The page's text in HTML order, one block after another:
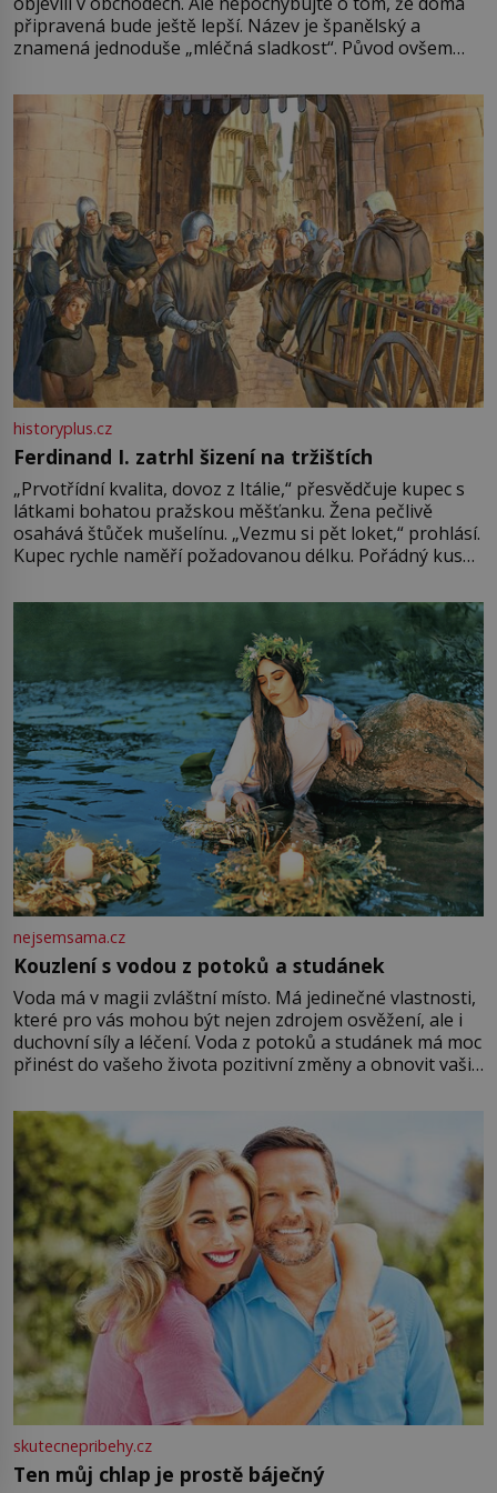
připravená bude ještě lepší. Název je španělský a
znamená jednoduše „mléčná sladkost“. Původ ovšem
pře hned několik latinskoamerických zemí a k tomu
Francie, kde se traduje,
historyplus.cz
Ferdinand I. zatrhl šizení na tržištích
„Prvotřídní kvalita, dovoz z Itálie,“ přesvědčuje kupec s
látkami bohatou pražskou měšťanku. Žena pečlivě
osahává štůček mušelínu. „Vezmu si pět loket,“ prohlásí.
Kupec rychle naměří požadovanou délku. Pořádný kus
milostpaní. Stačí jenom na sukni,“ zhodnotí švadlena
množství růžového mušelínu. „Ošidili vás, podívejte.“
nejsemsama.cz
Kouzlení s vodou z potoků a studánek
Voda má v magii zvláštní místo. Má jedinečné vlastnosti,
které pro vás mohou být nejen zdrojem osvěžení, ale i
duchovní síly a léčení. Voda z potoků a studánek má moc
přinést do vašeho života pozitivní změny a obnovit vaši
můžete obohatit své rituály a přinést do svého života
větší harmonii a klid. Je důležité
skutecnepribehy.cz
Ten můj chlap je prostě báječný